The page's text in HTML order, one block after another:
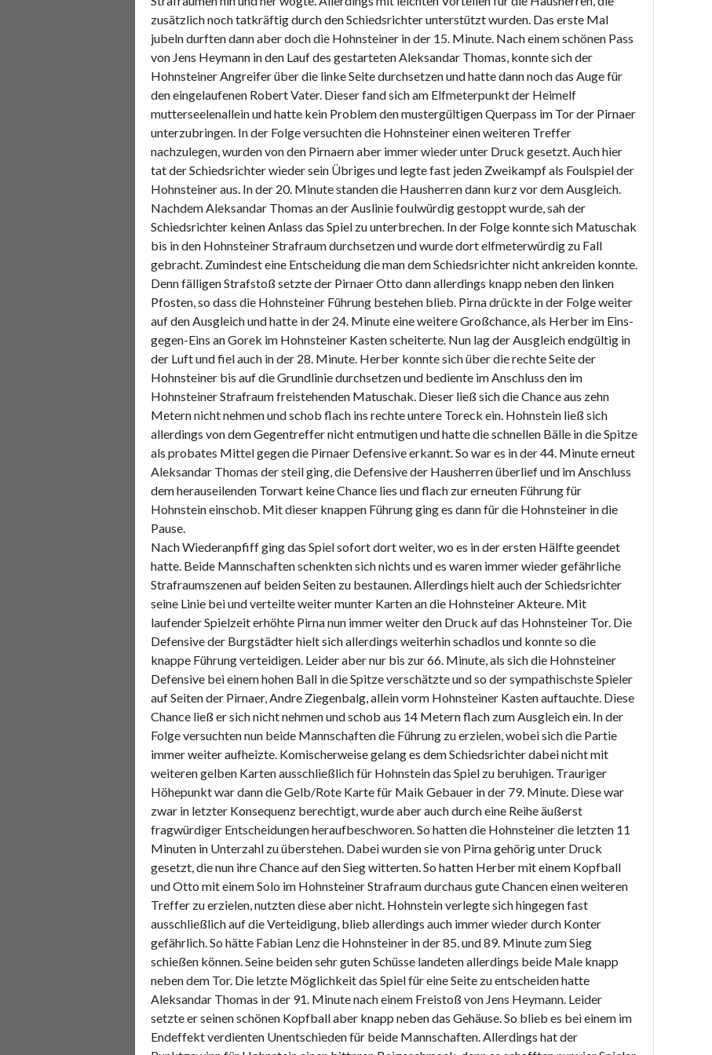
zusätzlich noch tatkräftig durch den Schiedsrichter unterstützt wurden. Das erste Mal
jubeln durften dann aber doch die Hohnsteiner in der 15. Minute. Nach einem schönen Pass
von Jens Heymann in den Lauf des gestarteten Aleksandar Thomas, konnte sich der
Hohnsteiner Angreifer über die linke Seite durchsetzen und hatte dann noch das Auge für
den eingelaufenen Robert Vater. Dieser fand sich am Elfmeterpunkt der Heimelf
mutterseelenallein und hatte kein Problem den mustergültigen Querpass im Tor der Pirnaer
unterzubringen. In der Folge versuchten die Hohnsteiner einen weiteren Treffer
nachzulegen, wurden von den Pirnaern aber immer wieder unter Druck gesetzt. Auch hier
tat der Schiedsrichter wieder sein Übriges und legte fast jeden Zweikampf als Foulspiel der
Hohnsteiner aus. In der 20. Minute standen die Hausherren dann kurz vor dem Ausgleich.
Nachdem Aleksandar Thomas an der Auslinie foulwürdig gestoppt wurde, sah der
Schiedsrichter keinen Anlass das Spiel zu unterbrechen. In der Folge konnte sich Matuschak
bis in den Hohnsteiner Strafraum durchsetzen und wurde dort elfmeterwürdig zu Fall
gebracht. Zumindest eine Entscheidung die man dem Schiedsrichter nicht ankreiden konnte.
Denn fälligen Strafstoß setzte der Pirnaer Otto dann allerdings knapp neben den linken
Pfosten, so dass die Hohnsteiner Führung bestehen blieb. Pirna drückte in der Folge weiter
auf den Ausgleich und hatte in der 24. Minute eine weitere Großchance, als Herber im Eins-
gegen-Eins an Gorek im Hohnsteiner Kasten scheiterte. Nun lag der Ausgleich endgültig in
der Luft und fiel auch in der 28. Minute. Herber konnte sich über die rechte Seite der
Hohnsteiner bis auf die Grundlinie durchsetzen und bediente im Anschluss den im
Hohnsteiner Strafraum freistehenden Matuschak. Dieser ließ sich die Chance aus zehn
Metern nicht nehmen und schob flach ins rechte untere Toreck ein. Hohnstein ließ sich
allerdings von dem Gegentreffer nicht entmutigen und hatte die schnellen Bälle in die Spitze
als probates Mittel gegen die Pirnaer Defensive erkannt. So war es in der 44. Minute erneut
Aleksandar Thomas der steil ging, die Defensive der Hausherren überlief und im Anschluss
dem herauseilenden Torwart keine Chance lies und flach zur erneuten Führung für
Hohnstein einschob. Mit dieser knappen Führung ging es dann für die Hohnsteiner in die
Pause.
Nach Wiederanpfiff ging das Spiel sofort dort weiter, wo es in der ersten Hälfte geendet
hatte. Beide Mannschaften schenkten sich nichts und es waren immer wieder gefährliche
Strafraumszenen auf beiden Seiten zu bestaunen. Allerdings hielt auch der Schiedsrichter
seine Linie bei und verteilte weiter munter Karten an die Hohnsteiner Akteure. Mit
laufender Spielzeit erhöhte Pirna nun immer weiter den Druck auf das Hohnsteiner Tor. Die
Defensive der Burgstädter hielt sich allerdings weiterhin schadlos und konnte so die
knappe Führung verteidigen. Leider aber nur bis zur 66. Minute, als sich die Hohnsteiner
Defensive bei einem hohen Ball in die Spitze verschätzte und so der sympathischste Spieler
auf Seiten der Pirnaer, Andre Ziegenbalg, allein vorm Hohnsteiner Kasten auftauchte. Diese
Chance ließ er sich nicht nehmen und schob aus 14 Metern flach zum Ausgleich ein. In der
Folge versuchten nun beide Mannschaften die Führung zu erzielen, wobei sich die Partie
immer weiter aufheizte. Komischerweise gelang es dem Schiedsrichter dabei nicht mit
weiteren gelben Karten ausschließlich für Hohnstein das Spiel zu beruhigen. Trauriger
Höhepunkt war dann die Gelb/Rote Karte für Maik Gebauer in der 79. Minute. Diese war
zwar in letzter Konsequenz berechtigt, wurde aber auch durch eine Reihe äußerst
fragwürdiger Entscheidungen heraufbeschworen. So hatten die Hohnsteiner die letzten 11
Minuten in Unterzahl zu überstehen. Dabei wurden sie von Pirna gehörig unter Druck
gesetzt, die nun ihre Chance auf den Sieg witterten. So hatten Herber mit einem Kopfball
und Otto mit einem Solo im Hohnsteiner Strafraum durchaus gute Chancen einen weiteren
Treffer zu erzielen, nutzten diese aber nicht. Hohnstein verlegte sich hingegen fast
ausschließlich auf die Verteidigung, blieb allerdings auch immer wieder durch Konter
gefährlich. So hätte Fabian Lenz die Hohnsteiner in der 85. und 89. Minute zum Sieg
schießen können. Seine beiden sehr guten Schüsse landeten allerdings beide Male knapp
neben dem Tor. Die letzte Möglichkeit das Spiel für eine Seite zu entscheiden hatte
Aleksandar Thomas in der 91. Minute nach einem Freistoß von Jens Heymann. Leider
setzte er seinen schönen Kopfball aber knapp neben das Gehäuse. So blieb es bei einem im
Endeffekt verdienten Unentschieden für beide Mannschaften. Allerdings hat der